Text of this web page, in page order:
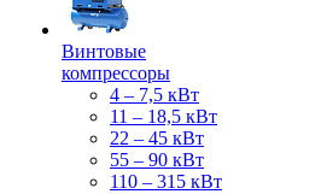
Винтовые
компрессоры
4 – 7,5 кВт
11 – 18,5 кВт
22 – 45 кВт
55 – 90 кВт
110 – 315 кВт